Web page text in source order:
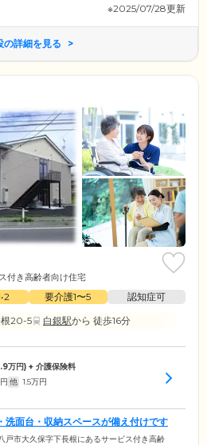
※2025/07/28更新
の詳細を見る
付き高齢者向け住宅
要介護1〜5
認知症可
根20-5
白銀駅から 徒歩16分
万円) + 介護保険料
他 1.5万円
洗面台・収納スペースが備え付けです
戸市大久保字下長根にあるサービス付き高齢